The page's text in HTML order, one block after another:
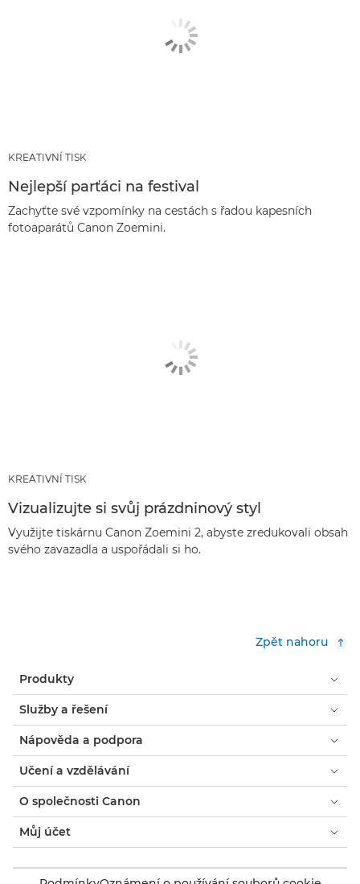
KREATIVNÍ TISK
Nejlepší parťáci na festival
Zachyťte své vzpomínky na cestách s řadou kapesních
fotoaparátů Canon Zoemini.
KREATIVNÍ TISK
Vizualizujte si svůj prázdninový styl
Využijte tiskárnu Canon Zoemini 2, abyste zredukovali obsah
svého zavazadla a uspořádali si ho.
Zpět nahoru
Produkty
Služby a řešení
Nápověda a podpora
Učení a vzdělávání
O společnosti Canon
Můj účet